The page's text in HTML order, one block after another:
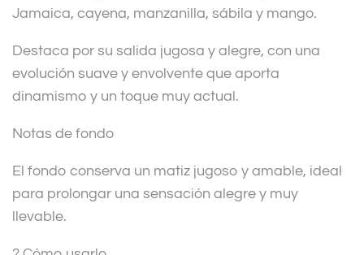
Jamaica, cayena, manzanilla, sábila y mango.
Destaca por su salida jugosa y alegre, con una
evolución suave y envolvente que aporta
dinamismo y un toque muy actual.
Notas de fondo
El fondo conserva un matiz jugoso y amable, ideal
para prolongar una sensación alegre y muy
llevable.